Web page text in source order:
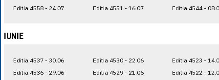
Editia 4558 - 24.07
Editia 4551 - 16.07
Editia 4544 -
IUNIE
Editia 4537 - 30.06
Editia 4536 - 29.06
Editia 4530 - 22.06
Editia 4529 - 21.06
Editia 4523 -
Editia 4522 -